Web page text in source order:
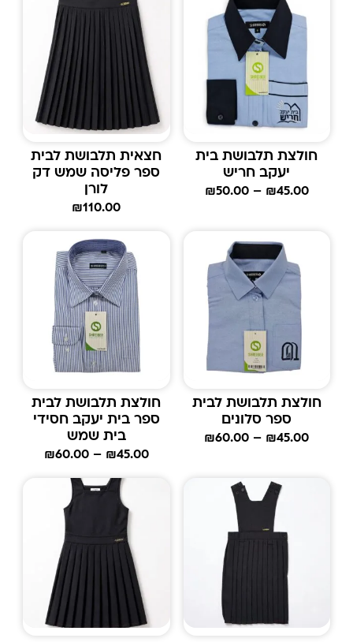
חולצת תלבושת בית
יעקב חריש
₪45.00
–
₪50.00
חצאית תלבושת לבית
ספר פליסה שמש דק
לורן
₪110.00
חולצת תלבושת לבית
ספר סלונים
₪45.00
–
₪60.00
חולצת תלבושת לבית
ספר בית יעקב חסידי
בית שמש
₪45.00
–
₪60.00